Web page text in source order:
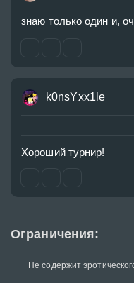
Ограничения:
Не содержит
знаю только один и,
k0nsYxx1le
Хороший турнир!